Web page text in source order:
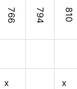
766 794 810
x x